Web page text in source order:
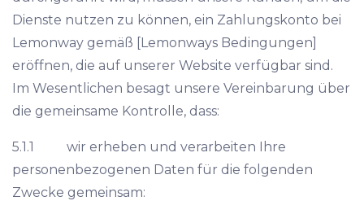
Dienste nutzen zu können, ein Zahlungskonto bei
Lemonway gemäß [Lemonways Bedingungen]
eröffnen, die auf unserer Website verfügbar sind.
Im Wesentlichen besagt unsere Vereinbarung über
die gemeinsame Kontrolle, dass:
5.1.1 wir erheben und verarbeiten Ihre
personenbezogenen Daten für die folgenden
Zwecke gemeinsam: